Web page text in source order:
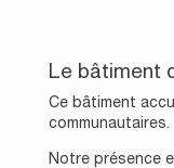
Le bâtiment
Ce bâtiment
communautaires.
Notre présence